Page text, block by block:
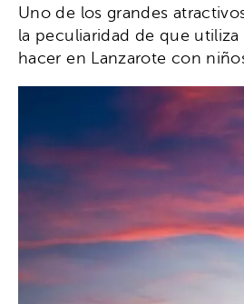
Uno de los grandes
la peculiaridad de que
hacer en Lanzarote con